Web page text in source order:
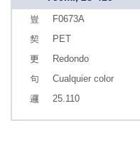
F0673A
PET
Redondo
Cualquier color
25.110